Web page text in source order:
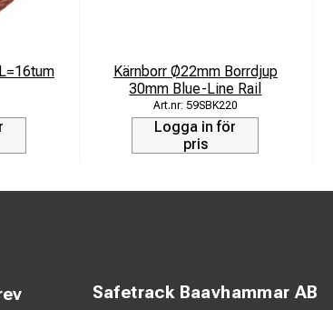
Kärnborr Ø22mm Borrdjup
30mm Blue-Line Rail
59SBK220
Logga in för
pris
Safetrack Baavhammar AB